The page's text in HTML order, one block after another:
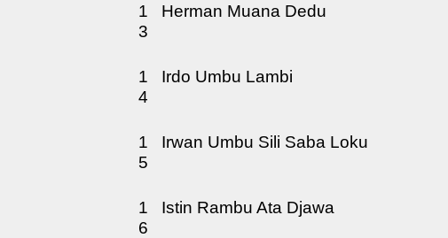
1
3
Herman Muana Dedu
1
4
Irdo Umbu Lambi
1
5
Irwan Umbu Sili Saba Loku
1
6
Istin Rambu Ata Djawa